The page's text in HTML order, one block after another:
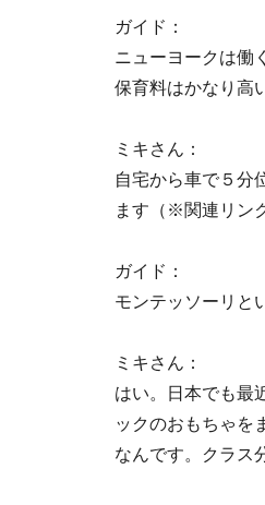
ガイド：
ニューヨークは働
保育料はかなり高
ミキさん：
自宅から車で５分
ます（※関連リン
ガイド：
モンテッソーリ
ミキさん：
はい。日本でも最
ックのおもちゃを
なんです。クラス